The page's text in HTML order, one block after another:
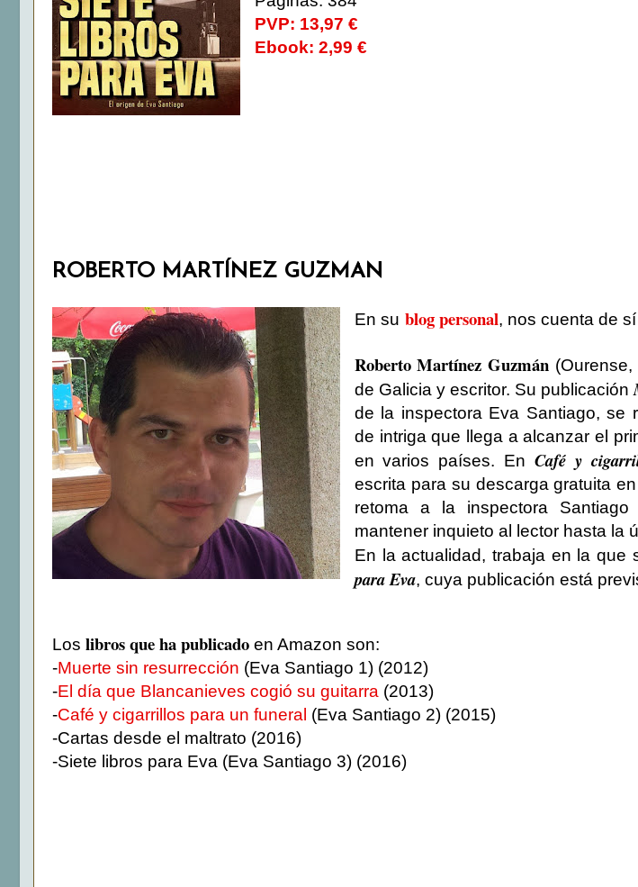
PVP: 13,97 €
Ebook: 2,99 €
ROBERTO MARTÍNEZ GUZMAN
En su blog personal, nos cuenta de
Roberto Martínez Guzmán(Ourense,
de Galicia y escritor. Su publicación
de la inspectora Eva Santiago, se
de intriga que llega a alcanzar el
en varios países. En Café y
escrita para su descarga gratuita
retoma a la inspectora
mantener inquieto al lector hasta la
En la actualidad, trabaja en la que
para Eva, cuya publicación está
Los libros que ha publicado en Amazon son:
-Muerte sin resurrección (Eva Santiago 1) (2012)
-El día que Blancanieves cogió su guitarra (2013)
-Café y cigarrillos para un funeral (Eva Santiago 2) (2015)
-Cartas desde el maltrato (2016)
-Siete libros para Eva (Eva Santiago 3) (2016)